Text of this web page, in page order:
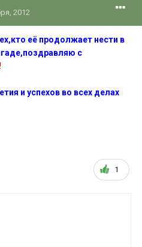
2012
её продолжает нести в
с
и успехов во всех делах
1